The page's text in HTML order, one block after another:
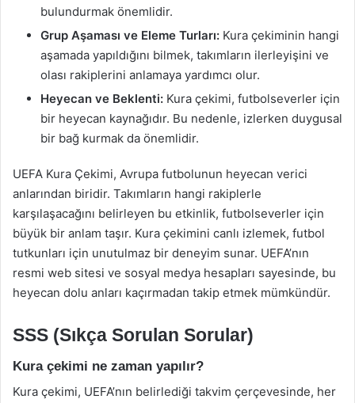
bulundurmak önemlidir.
Grup Aşaması ve Eleme Turları: Kura çekiminin hangi
aşamada yapıldığını bilmek, takımların ilerleyişini ve
olası rakiplerini anlamaya yardımcı olur.
Heyecan ve Beklenti: Kura çekimi, futbolseverler için
bir heyecan kaynağıdır. Bu nedenle, izlerken duygusal
bir bağ kurmak da önemlidir.
UEFA Kura Çekimi, Avrupa futbolunun heyecan verici
anlarından biridir. Takımların hangi rakiplerle
karşılaşacağını belirleyen bu etkinlik, futbolseverler için
büyük bir anlam taşır. Kura çekimini canlı izlemek, futbol
tutkunları için unutulmaz bir deneyim sunar. UEFA’nın
resmi web sitesi ve sosyal medya hesapları sayesinde, bu
heyecan dolu anları kaçırmadan takip etmek mümkündür.
SSS (Sıkça Sorulan Sorular)
Kura çekimi ne zaman yapılır?
Kura çekimi, UEFA’nın belirlediği takvim çerçevesinde, her